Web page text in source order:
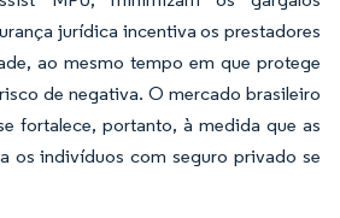
jurídica incentiva os prestadores
ao mesmo tempo em que protege
de negativa. O mercado brasileiro
fortalece, portanto, à medida que as
os indivíduos com seguro privado se